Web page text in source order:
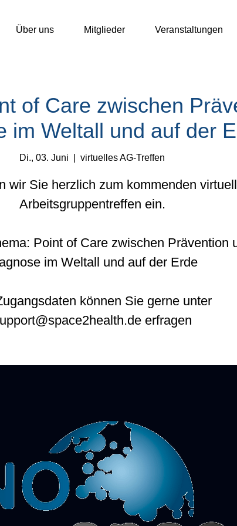
Über uns Mitglieder Veranstaltungen
of Care zwischen
im Weltall und auf der
Di., 03. Juni virtuelles AG-Treffen
wir Sie herzlich zum kommenden
Arbeitsgruppentreffen ein.
Point of Care zwischen Prävention
im Weltall und auf der Erde
können Sie gerne unter
erfragen